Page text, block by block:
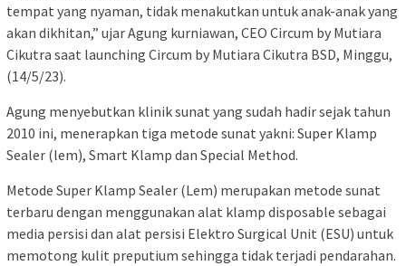
tempat yang nyaman, tidak menakutkan untuk anak-anak yang
akan dikhitan,” ujar Agung kurniawan, CEO Circum by Mutiara
Cikutra saat launching Circum by Mutiara Cikutra BSD, Minggu,
(14/5/23).
Agung menyebutkan klinik sunat yang sudah hadir sejak tahun
2010 ini, menerapkan tiga metode sunat yakni: Super Klamp
Sealer (lem), Smart Klamp dan Special Method.
Metode Super Klamp Sealer (Lem) merupakan metode sunat
terbaru dengan menggunakan alat klamp disposable sebagai
media persisi dan alat persisi Elektro Surgical Unit (ESU) untuk
memotong kulit preputium sehingga tidak terjadi pendarahan.